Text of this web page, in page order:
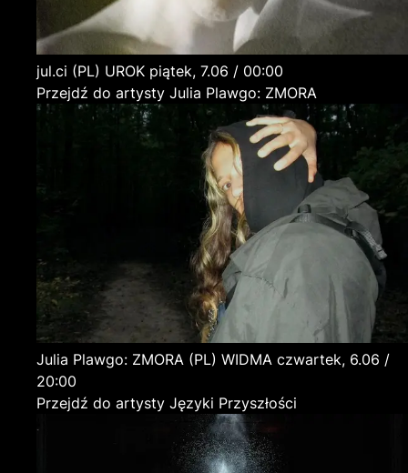
jul.ci (PL) UROK
piątek, 7.06 / 00:00
Przejdź do artysty Julia Plawgo: ZMORA
Julia Plawgo: ZMORA (PL) WIDMA czwartek, 6.06 /
20:00
Przejdź do artysty Języki Przyszłości